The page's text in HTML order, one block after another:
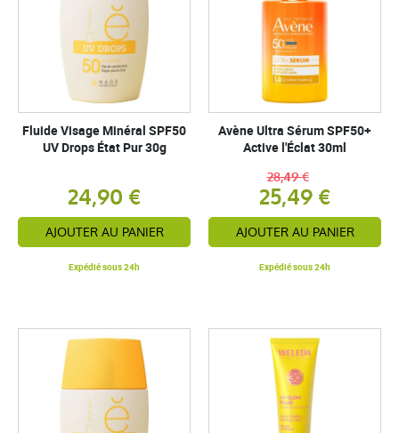
Fluide Visage Minéral SPF50
UV Drops État Pur 30g
24,90 €
AJOUTER AU PANIER
Expédié sous 24h
Avène Ultra Sérum SPF50+
Active l'Éclat 30ml
25,49 €
28,49 €
AJOUTER AU PANIER
Expédié sous 24h